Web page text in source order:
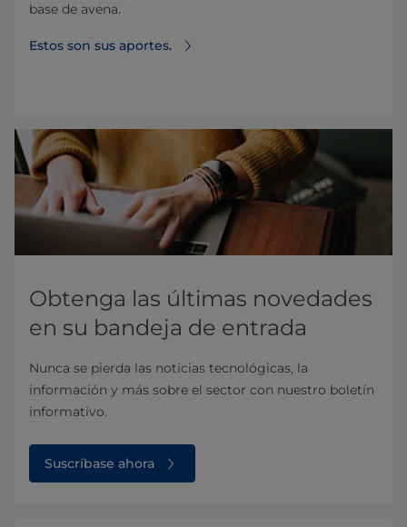
base de avena.
Estos son sus aportes.
Obtenga las últimas novedades
en su bandeja de entrada
Nunca se pierda las noticias tecnológicas, la
información y más sobre el sector con nuestro boletín
informativo.
Suscríbase ahora